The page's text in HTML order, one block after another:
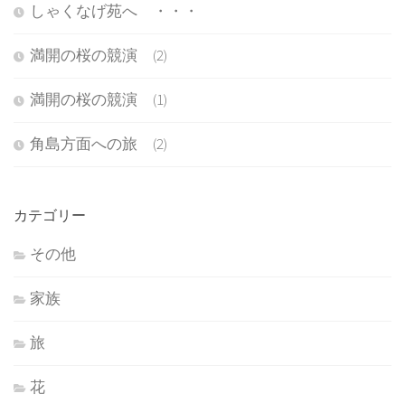
しゃくなげ苑へ ・・・
満開の桜の競演 (2)
満開の桜の競演 (1)
角島方面への旅 (2)
カテゴリー
その他
家族
旅
花